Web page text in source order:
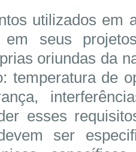
em
em seus
oriundas da
temperatura de
esses
ser